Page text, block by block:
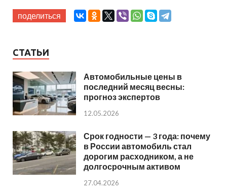
поделиться
СТАТЬИ
Автомобильные цены в
последний месяц весны:
прогноз экспертов
12.05.2026
Срок годности — 3 года: почему
в России автомобиль стал
дорогим расходником, а не
долгосрочным активом
27.04.2026